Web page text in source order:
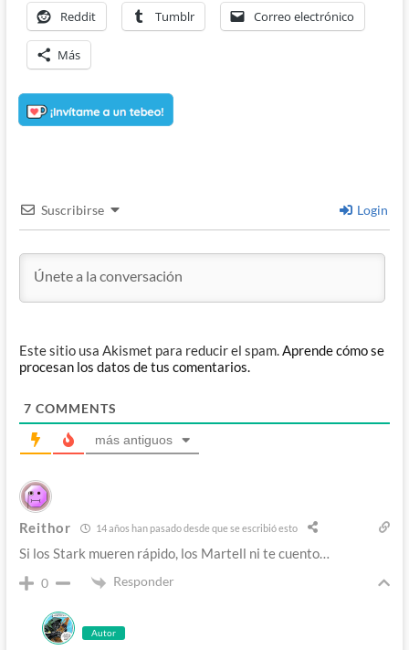
Reddit Tumblr Correo electrónico
Más
Suscribirse Login
Este sitio usa Akismet para reducir el spam.Aprende cómo se
procesan los datos de tus comentarios.
7 COMMENTS
más antiguos
Reithor 14 años han pasado desde que se escribió esto
Si los Stark mueren rápido, los Martell ni te cuento…
0 Responder
Autor